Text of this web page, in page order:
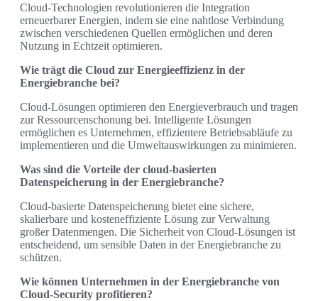
Cloud-Technologien revolutionieren die Integration
erneuerbarer Energien, indem sie eine nahtlose Verbindung
zwischen verschiedenen Quellen ermöglichen und deren
Nutzung in Echtzeit optimieren.
Wie trägt die Cloud zur Energieeffizienz in der
Energiebranche bei?
Cloud-Lösungen optimieren den Energieverbrauch und tragen
zur Ressourcenschonung bei. Intelligente Lösungen
ermöglichen es Unternehmen, effizientere Betriebsabläufe zu
implementieren und die Umweltauswirkungen zu minimieren.
Was sind die Vorteile der cloud-basierten
Datenspeicherung in der Energiebranche?
Cloud-basierte Datenspeicherung bietet eine sichere,
skalierbare und kosteneffiziente Lösung zur Verwaltung
großer Datenmengen. Die Sicherheit von Cloud-Lösungen ist
entscheidend, um sensible Daten in der Energiebranche zu
schützen.
Wie können Unternehmen in der Energiebranche von
Cloud-Security profitieren?